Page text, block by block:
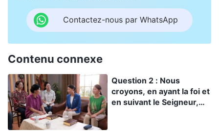
Contactez-nous par WhatsApp
Contenu connexe
Question 2 : Nous
croyons, en ayant la foi et
en suivant le Seigneur,